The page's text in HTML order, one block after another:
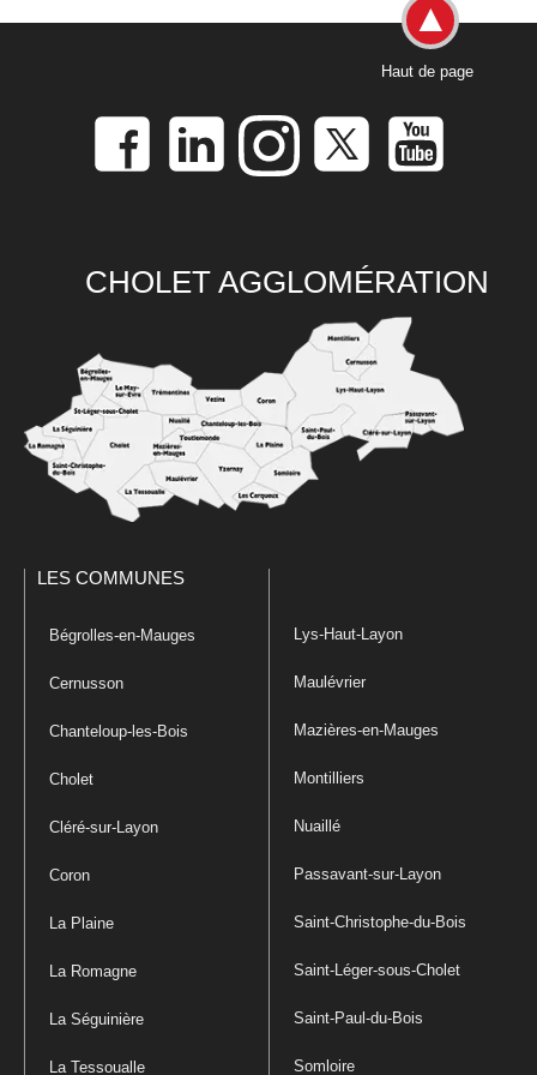
Haut de page
CHOLET AGGLOMÉRATION
LES COMMUNES
Bégrolles-en-Mauges
Cernusson
Chanteloup-les-Bois
Cholet
Cléré-sur-Layon
Coron
La Plaine
La Romagne
La Séguinière
La Tessoualle
Lys-Haut-Layon
Maulévrier
Mazières-en-Mauges
Montilliers
Nuaillé
Passavant-sur-Layon
Saint-Christophe-du-Bois
Saint-Léger-sous-Cholet
Saint-Paul-du-Bois
Somloire